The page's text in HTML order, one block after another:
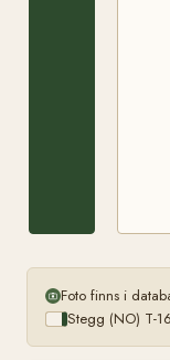
Foto finns i
Stegg (NO) T-